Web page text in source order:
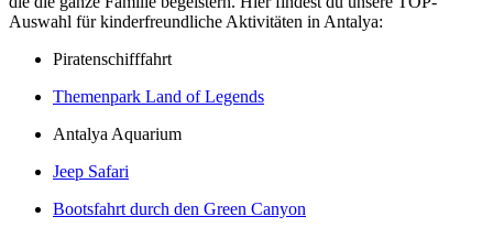
Auswahl für kinderfreundliche Aktivitäten in Antalya:
Piratenschifffahrt
Themenpark Land of Legends
Antalya Aquarium
Jeep Safari
Bootsfahrt durch den Green Canyon